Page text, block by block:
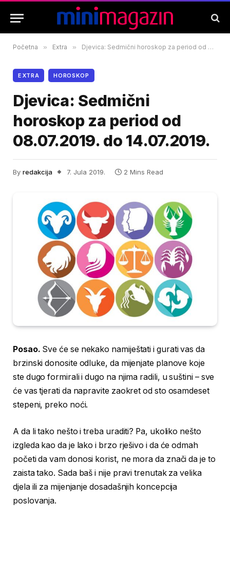
Početna » Extra » Djevica: Sedmični horoskop za period od 08.07.2019. do 14.07.2019.
EXTRA HOROSKOP
Djevica: Sedmični
horoskop za period od
08.07.2019. do 14.07.2019.
By redakcija 7. Jula 2019. 2 Mins Read
Posao. Sve će se nekako namiještati i gurati vas da
brzinski donosite odluke, da mijenjate planove koje
ste dugo formirali i dugo na njima radili, u suštini – sve
će vas tjerati da napravite zaokret od sto osamdeset
stepeni, preko noći.
A da li tako nešto i treba uraditi? Pa, ukoliko nešto
izgleda kao da je lako i brzo rješivo i da će odmah
početi da vam donosi korist, ne mora da znači da je to
zaista tako. Sada baš i nije pravi trenutak za velika
djela ili za mijenjanje dosadašnjih koncepcija
poslovanja.